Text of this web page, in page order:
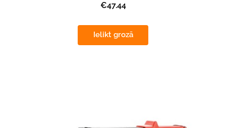
€47.44
Ielikt grozā